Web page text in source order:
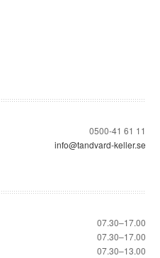
0500-41 61 11
info@tandvard-keller.se
07.30–17.00
07.30–17.00
07.30–13.00